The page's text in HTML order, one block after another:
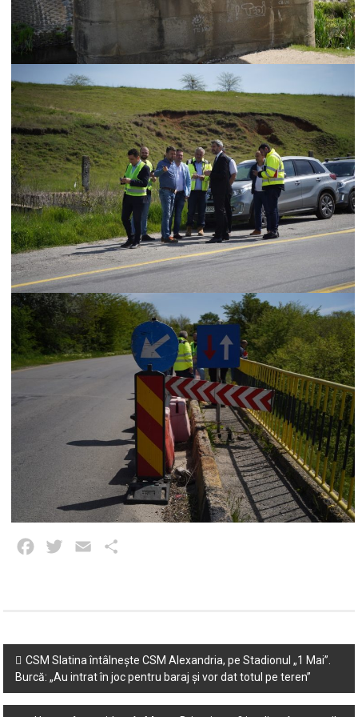
Facebook
Twitter Email
Post
navigation
CSM Slatina întâlnește CSM Alexandria, pe Stadionul „1 Mai”.
Burcă: „Au intrat în joc pentru baraj și vor dat totul pe teren”